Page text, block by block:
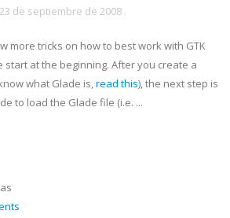
23 de septiembre de 2008 .
more tricks on how to best work with GTK
start at the beginning. After you create a
what Glade is,read this), the next step is
to load the Glade file (i.e. ...